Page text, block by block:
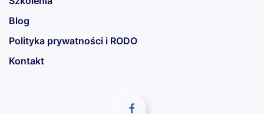
Blog
Polityka prywatności i RODO
Kontakt